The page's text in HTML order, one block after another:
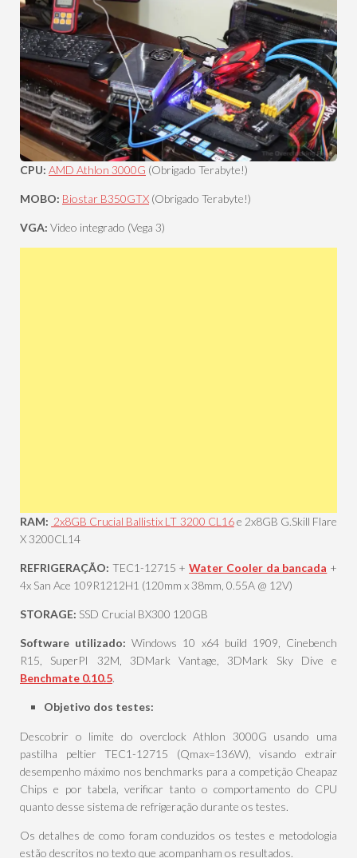
CPU: AMD Athlon 3000G (Obrigado Terabyte!)
MOBO: Biostar B350GTX (Obrigado Terabyte!)
VGA: Video integrado (Vega 3)
RAM: 2x8GB Crucial Ballistix LT 3200 CL16e 2x8GB G.Skill Flare
X 3200CL14
REFRIGERAÇÃO: TEC1-12715 +Water Cooler da bancada +
4x San Ace 109R1212H1 (120mm x 38mm, 0.55A @ 12V)
STORAGE: SSD Crucial BX300 120GB
Software utilizado:Windows 10 x64 build 1909, Cinebench
R15, SuperPI 32M, 3DMark Vantage, 3DMark Sky Dive e
Benchmate 0.10.5.
Objetivo dos testes:
Descobrir o limite do overclock Athlon 3000G usando uma
pastilha peltier TEC1-12715 (Qmax=136W), visando extrair
desempenho máximo nos benchmarks para a competição Cheapaz
Chips e por tabela, verificar tanto o comportamento do CPU
quanto desse sistema de refrigeração durante os testes.
Os detalhes de como foram conduzidos os testes e metodologia
estão descritos no texto que acompanham os resultados.